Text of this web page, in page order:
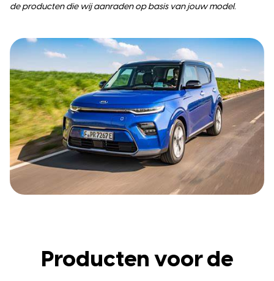
de producten die wij aanraden op basis van jouw model.
Producten voor de